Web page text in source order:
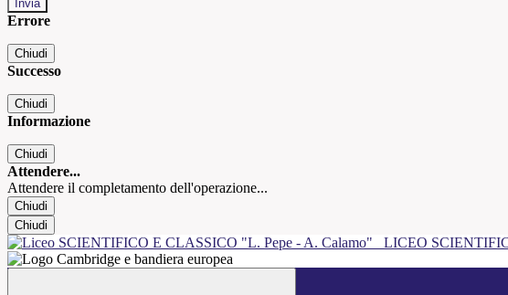
Errore
Chiudi
Successo
Chiudi
Informazione
Chiudi
Attendere...
Attendere il completamento dell'operazione...
Chiudi
Chiudi
LICEO